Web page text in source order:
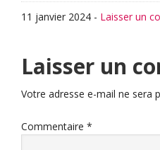
11 janvier 2024 - Laisser un
du
lecteur
Laisser un
Votre adresse e-mail ne sera
Commentaire *